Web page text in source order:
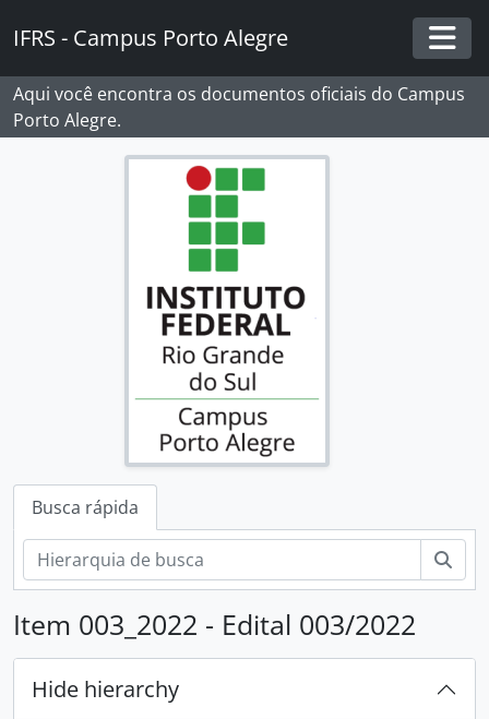
IFRS - Campus Porto Alegre
Aqui você encontra os documentos oficiais do Campus
Porto Alegre.
Busca rápida
Item 003_2022 - Edital 003/2022
Hide hierarchy
[Fundos] Campus Porto Alegre - IFRS
[Subfundos] Comissão Interna de Saúde, Segurança e Prevenção de Acidentes
[Subfundos] Comissão Local do Programa de Acompanhamento de Egressos
[Subfundos] Comissão Própria de Avaliação Local
[Subfundos] Conselho do Campus Porto Alegre
[Subfundos] Direção Geral
[Séries] Cerimônias
[Séries] Cooperação Técnica
[Séries] Editais
[Subséries] 2017
[Subséries] 2018